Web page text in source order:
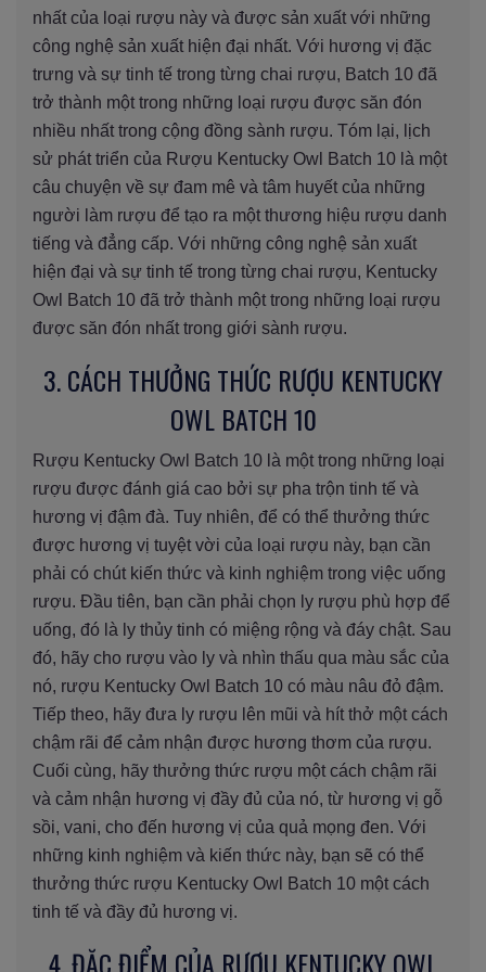
nhất của loại rượu này và được sản xuất với những
công nghệ sản xuất hiện đại nhất. Với hương vị đặc
trưng và sự tinh tế trong từng chai rượu, Batch 10 đã
trở thành một trong những loại rượu được săn đón
nhiều nhất trong cộng đồng sành rượu. Tóm lại, lịch
sử phát triển của Rượu Kentucky Owl Batch 10 là một
câu chuyện về sự đam mê và tâm huyết của những
người làm rượu để tạo ra một thương hiệu rượu danh
tiếng và đẳng cấp. Với những công nghệ sản xuất
hiện đại và sự tinh tế trong từng chai rượu, Kentucky
Owl Batch 10 đã trở thành một trong những loại rượu
được săn đón nhất trong giới sành rượu.
3. CÁCH THƯỞNG THỨC RƯỢU KENTUCKY
OWL BATCH 10
Rượu Kentucky Owl Batch 10 là một trong những loại
rượu được đánh giá cao bởi sự pha trộn tinh tế và
hương vị đậm đà. Tuy nhiên, để có thể thưởng thức
được hương vị tuyệt vời của loại rượu này, bạn cần
phải có chút kiến thức và kinh nghiệm trong việc uống
rượu. Đầu tiên, bạn cần phải chọn ly rượu phù hợp để
uống, đó là ly thủy tinh có miệng rộng và đáy chật. Sau
đó, hãy cho rượu vào ly và nhìn thấu qua màu sắc của
nó, rượu Kentucky Owl Batch 10 có màu nâu đỏ đậm.
Tiếp theo, hãy đưa ly rượu lên mũi và hít thở một cách
chậm rãi để cảm nhận được hương thơm của rượu.
Cuối cùng, hãy thưởng thức rượu một cách chậm rãi
và cảm nhận hương vị đầy đủ của nó, từ hương vị gỗ
sồi, vani, cho đến hương vị của quả mọng đen. Với
những kinh nghiệm và kiến thức này, bạn sẽ có thể
thưởng thức rượu Kentucky Owl Batch 10 một cách
tinh tế và đầy đủ hương vị.
4. ĐẶC ĐIỂM CỦA RƯỢU KENTUCKY OWL